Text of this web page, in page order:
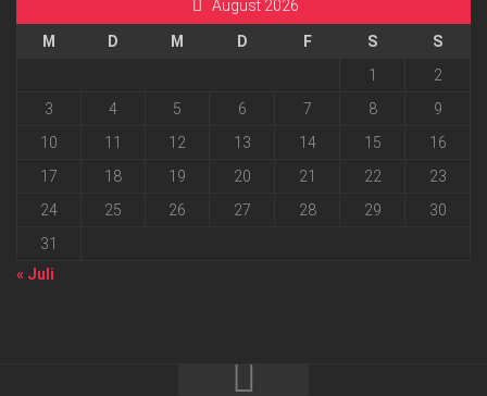
August 2026
M D M D F S
S
1
2
3
4 5 6 7 8
9
10
11 12 13 14 15
16
17
18 19 20 21 22
23
24
25 26 27 28 29
30
31
« Juli